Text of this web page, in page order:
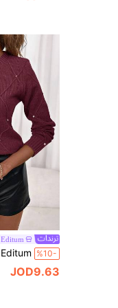
Editum
%10-
JOD9.63